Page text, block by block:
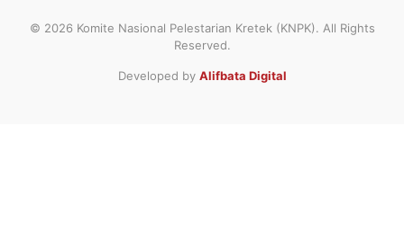
© 2026 Komite Nasional Pelestarian Kretek (KNPK). All Rights
Reserved.
Developed by Alifbata Digital